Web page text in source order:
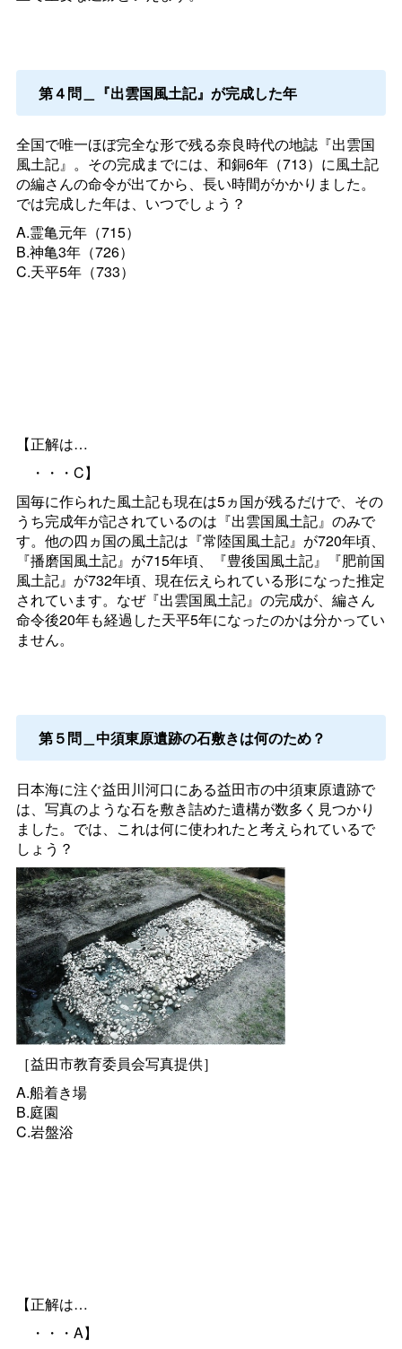
第４問＿『出雲国風土記』が完成した年
全国で唯一ほぼ完全な形で残る奈良時代の地誌『出雲国
風土記』。その完成までには、和銅6年（713）に風土記
の編さんの命令が出てから、長い時間がかかりました。
では完成した年は、いつでしょう？
A.霊亀元年（715）
B.神亀3年（726）
C.天平5年（733）
【正解は…
・・・C】
国毎に作られた風土記も現在は5ヵ国が残るだけで、その
うち完成年が記されているのは『出雲国風土記』のみで
す。他の四ヵ国の風土記は『常陸国風土記』が720年頃、
『播磨国風土記』が715年頃、『豊後国風土記』『肥前国
風土記』が732年頃、現在伝えられている形になった推定
されています。なぜ『出雲国風土記』の完成が、編さん
命令後20年も経過した天平5年になったのかは分かってい
ません。
第５問＿中須東原遺跡の石敷きは何のため？
日本海に注ぐ益田川河口にある益田市の中須東原遺跡で
は、写真のような石を敷き詰めた遺構が数多く見つかり
ました。では、これは何に使われたと考えられているで
しょう？
［益田市教育委員会写真提供］
A.船着き場
B.庭園
C.岩盤浴
【正解は…
・・・A】